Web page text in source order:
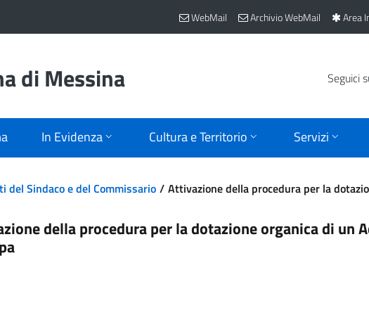
WebMail Archivio WebMail Area
di Messina Seguici
In Evidenza Cultura e Territorio Servizi
del Sindaco e del Commissario Attivazione della procedura per la
della procedura per la dotazione organica di un